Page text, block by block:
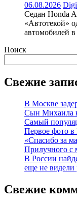
06.08.2026
Седан Honda
«Автотекой»
автомобилей
Поиск
Свежие
В Москве
Сын Михаила
Самый
Первое фото в
«Спасибо за
Прилучного с
В России
еще не видели
Свежие